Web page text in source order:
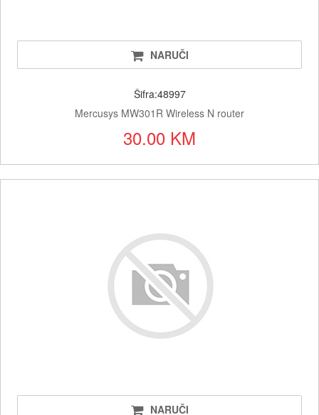
NARUČI
Šifra:48997
Mercusys MW301R Wireless N router
30.00 KM
NARUČI